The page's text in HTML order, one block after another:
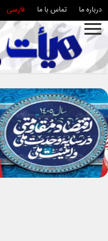
درباره ما تماس با ما فارسی